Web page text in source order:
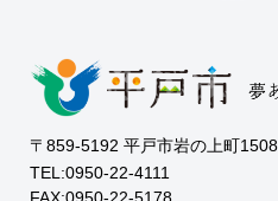
〒859-5192 平戸市岩の上町
TEL:0950-22-4111
FAX:0950-22-5178